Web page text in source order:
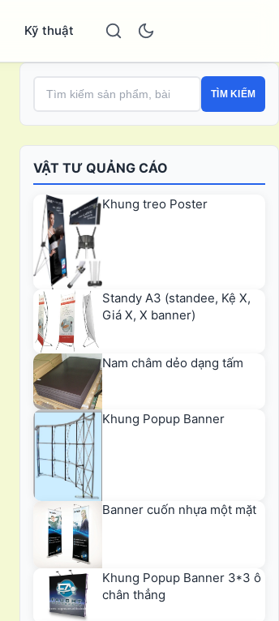
Kỹ thuật
TÌM KIẾM
VẬT TƯ QUẢNG CÁO
Khung treo Poster
Standy A3 (standee, Kệ X,
Giá X, X banner)
Nam châm dẻo dạng tấm
Khung Popup Banner
Banner cuốn nhựa một mặt
Khung Popup Banner 3*3 ô
chân thẳng